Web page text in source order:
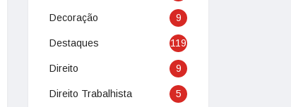
Decoração 9
Destaques 119
Direito 9
Direito Trabalhista 5